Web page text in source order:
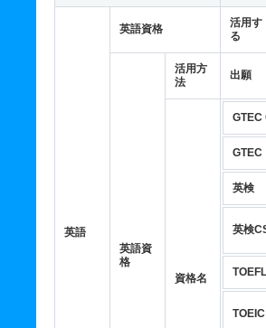
英語
英語資格
活用す
る
英語資
格
活用方
法
出願
資格名
GTEC
GTEC
英検
英検
TOEIC